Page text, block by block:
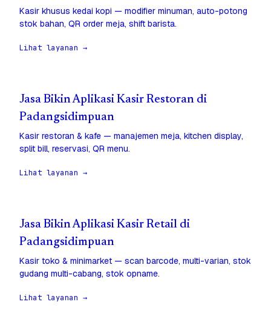
Kasir khusus kedai kopi — modifier minuman, auto-potong
stok bahan, QR order meja, shift barista.
Lihat layanan →
Jasa Bikin Aplikasi Kasir Restoran di
Padangsidimpuan
Kasir restoran & kafe — manajemen meja, kitchen display,
split bill, reservasi, QR menu.
Lihat layanan →
Jasa Bikin Aplikasi Kasir Retail di
Padangsidimpuan
Kasir toko & minimarket — scan barcode, multi-varian, stok
gudang multi-cabang, stok opname.
Lihat layanan →